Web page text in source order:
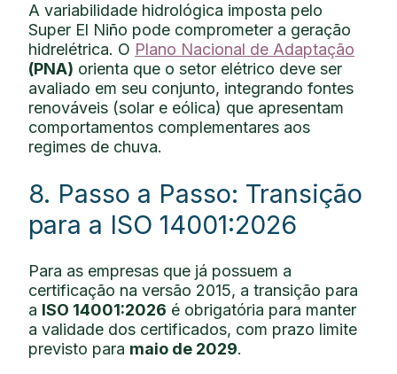
A variabilidade hidrológica imposta pelo
Super El Niño pode comprometer a geração
hidrelétrica. O Plano Nacional de Adaptação
(PNA) orienta que o setor elétrico deve ser
avaliado em seu conjunto, integrando fontes
renováveis (solar e eólica) que apresentam
comportamentos complementares aos
regimes de chuva.
8. Passo a Passo: Transição
para a ISO 14001:2026
Para as empresas que já possuem a
certificação na versão 2015, a transição para
a ISO 14001:2026 é obrigatória para manter
a validade dos certificados, com prazo limite
previsto para maio de 2029.